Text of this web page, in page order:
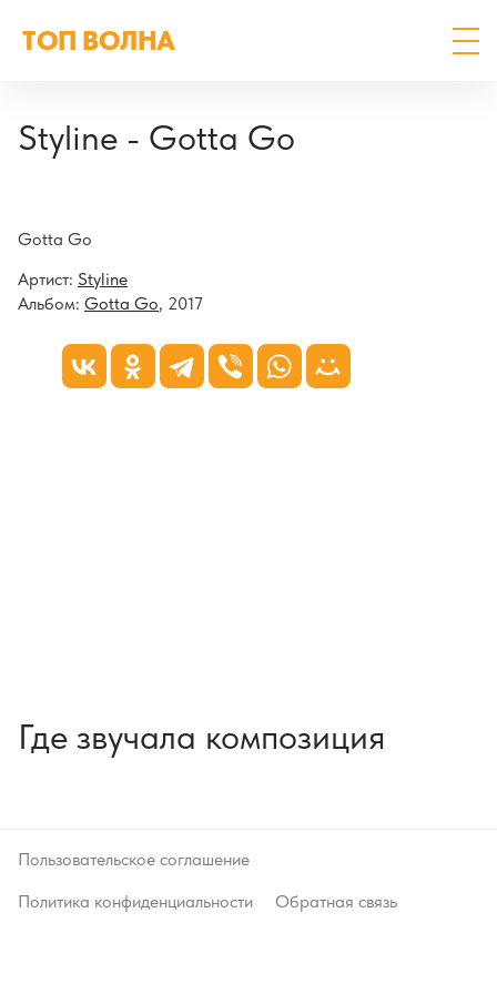
ТОП ВОЛНА
Styline - Gotta Go
Gotta Go
Артист: Styline
Альбом: Gotta Go, 2017
Где звучала композиция
Пользовательское соглашение
Политика конфиденциальности
Обратная связь